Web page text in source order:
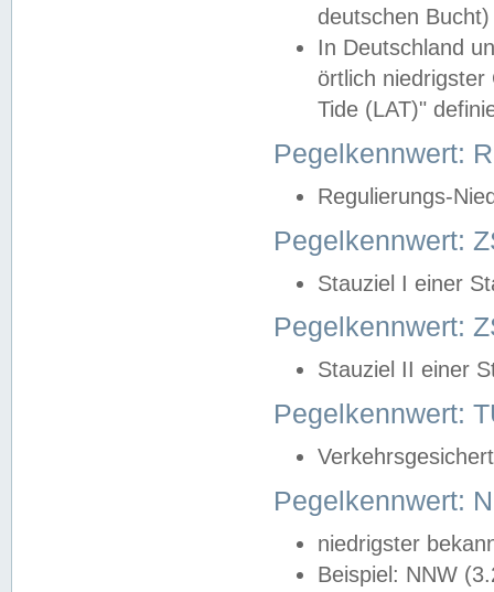
deutschen
In Deutschland
örtlich
Tide (LAT)"
Pegelkennwert:
Regulierungs-
Pegelkennwert:
Stauziel I einer
Pegelkennwert:
Stauziel II einer
Pegelkennwert:
Pegelkennwert:
niedrigster
Beispiel: NNW